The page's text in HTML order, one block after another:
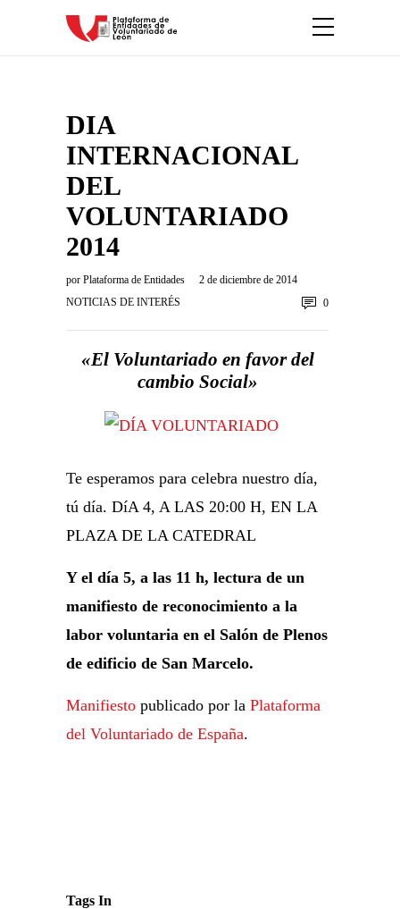
DIA
INTERNACIONAL
DEL
VOLUNTARIADO
2014
por Plataforma de Entidades
2 de diciembre de 2014
NOTICIAS DE INTERÉS
0
«El Voluntariado en favor del
cambio Social»
Te esperamos para celebra nuestro día,
tú día. DíA 4, A LAS 20:00 H, EN LA
PLAZA DE LA CATEDRAL
Y el día 5, a las 11 h, lectura de un
manifiesto de reconocimiento a la
labor voluntaria en el Salón de Plenos
de edificio de San Marcelo.
Manifiesto publicado por la Plataforma
del Voluntariado de España.
Tags In